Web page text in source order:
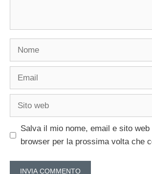
Nome
Email
Sito
Salva il mio nome, email e sito web
browser per la prossima volta che